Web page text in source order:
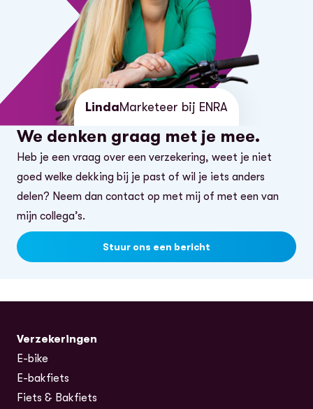
LindaMarketeer bij ENRA
We denken graag met je mee.
Heb je een vraag over een verzekering, weet je niet
goed welke dekking bij je past of wil je iets anders
delen? Neem dan contact op met mij of met een van
mijn collega’s.
Stuur ons een bericht
Verzekeringen
E-bike
E-bakfiets
Fiets & Bakfiets